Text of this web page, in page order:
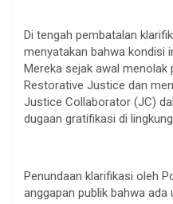
Di tengah pembatalan
menyatakan bahwa kondisi
Mereka sejak awal menolak
Restorative Justice dan
Justice Collaborator (JC)
dugaan gratifikasi di
Penundaan klarifikasi oleh
anggapan publik bahwa